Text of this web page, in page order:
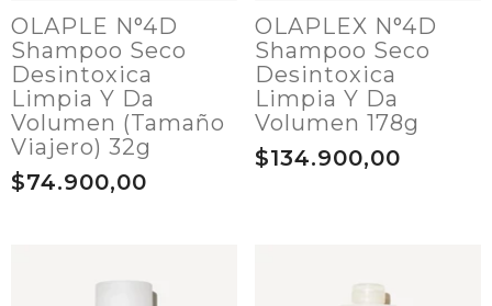
OLAPLE N°4D
Shampoo Seco
Desintoxica
Limpia Y Da
Volumen (Tamaño
Viajero) 32g
$74.900,00
OLAPLEX N°4D
Shampoo Seco
Desintoxica
Limpia Y Da
Volumen 178g
$134.900,00